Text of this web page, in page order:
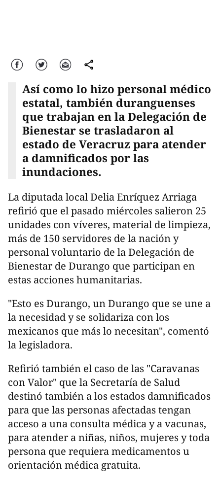
Facebook Twitter Correo comparte
Así como lo hizo personal médico
estatal, también duranguenses
que trabajan en la Delegación de
Bienestar se trasladaron al
estado de Veracruz para atender
a damnificados por las
inundaciones.
La diputada local Delia Enríquez Arriaga
refirió que el pasado miércoles salieron 25
unidades con víveres, material de limpieza,
más de 150 servidores de la nación y
personal voluntario de la Delegación de
Bienestar de Durango que participan en
estas acciones humanitarias.
"Esto es Durango, un Durango que se une a
la necesidad y se solidariza con los
mexicanos que más lo necesitan", comentó
la legisladora.
Refirió también el caso de las "Caravanas
con Valor" que la Secretaría de Salud
destinó también a los estados damnificados
para que las personas afectadas tengan
acceso a una consulta médica y a vacunas,
para atender a niñas, niños, mujeres y toda
persona que requiera medicamentos u
orientación médica gratuita.